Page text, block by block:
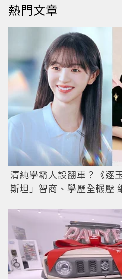
熱門文章
清純學霸人設翻車？《逐
斯坦」智商、學歷全輾壓